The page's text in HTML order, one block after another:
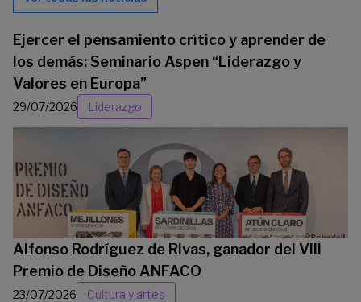
Ejercer el pensamiento crítico y aprender de
los demás: Seminario Aspen “Liderazgo y
Valores en Europa”
29/07/2026 Liderazgo
Alfonso Rodríguez de Rivas, ganador del VIII
Premio de Diseño ANFACO
23/07/2026 Cultura y artes